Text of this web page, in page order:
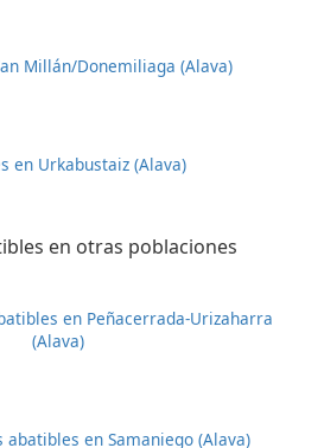
Millán/Donemiliaga (Alava)
en Urkabustaiz (Alava)
en otras poblaciones
en Peñacerrada-Urizaharra
(Alava)
abatibles en Samaniego (Alava)